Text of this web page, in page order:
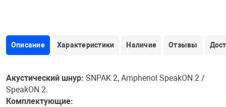
Описание Характеристики Наличие Отзывы
Акустический шнур: SNPAK 2, Amphenol SpeakON 2 /
SpeakON 2.
Комплектующие: